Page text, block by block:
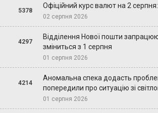
5378
Офіційний курс валют на 2
02 серпня 2026
4297
Відділення Нової пошти
зміниться з 1 серпня
01 серпня 2026
4214
Аномальна спека додасть
попередили про ситуацію зі
01 серпня 2026